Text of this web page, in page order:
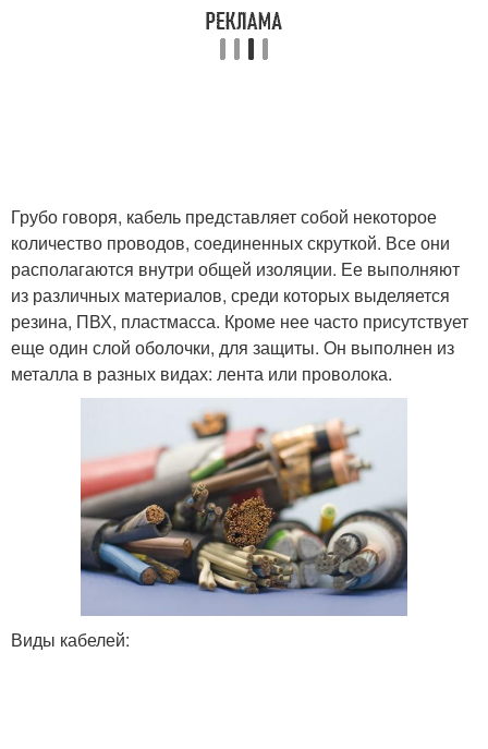
Грубо говоря, кабель представляет собой некоторое
количество проводов, соединенных скруткой. Все они
располагаются внутри общей изоляции. Ее выполняют
из различных материалов, среди которых выделяется
резина, ПВХ, пластмасса. Кроме нее часто присутствует
еще один слой оболочки, для защиты. Он выполнен из
металла в разных видах: лента или проволока.
Виды кабелей: